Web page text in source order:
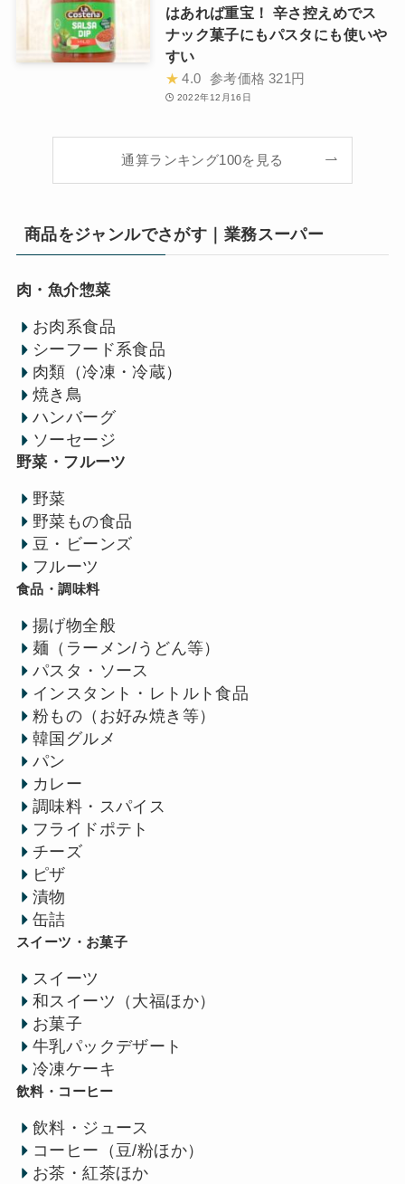
はあれば重宝！ 辛さ控えめでス
ナック菓子にもパスタにも使いや
すい
★ 4.0 参考価格 321円
2022年12月16日
通算ランキング100を見る
商品をジャンルでさがす｜業務スーパー
肉・魚介惣菜
お肉系食品
シーフード系食品
肉類（冷凍・冷蔵）
焼き鳥
ハンバーグ
ソーセージ
野菜・フルーツ
野菜
野菜もの食品
豆・ビーンズ
フルーツ
食品・調味料
揚げ物全般
麺（ラーメン/うどん等）
パスタ・ソース
インスタント・レトルト食品
粉もの（お好み焼き等）
韓国グルメ
パン
カレー
調味料・スパイス
フライドポテト
チーズ
ピザ
漬物
缶詰
スイーツ・お菓子
スイーツ
和スイーツ（大福ほか）
お菓子
牛乳パックデザート
冷凍ケーキ
飲料・コーヒー
飲料・ジュース
コーヒー（豆/粉ほか）
お茶・紅茶ほか